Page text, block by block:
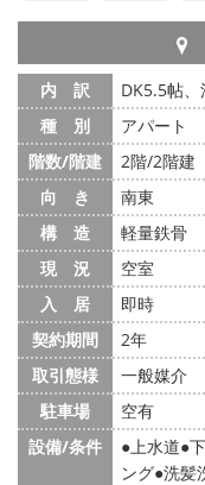
内 訳
DK5.5帖
種 別
アパート
階数/階建
2階/2階建
向 き
南東
構 造
軽量鉄骨
現 況
空室
入 居
即時
契約期間
2年
取引態様
一般媒介
駐車場
空有
設備/条件
上水道
ング 洗髪